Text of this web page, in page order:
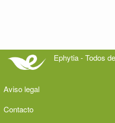
Ephytia - Todos
Aviso legal
Contacto